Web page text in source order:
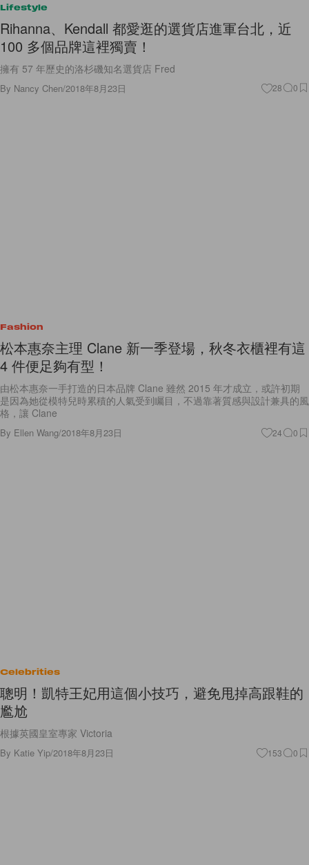
Lifestyle
Rihanna、Kendall 都愛逛的選貨店進軍台北，近
100 多個品牌這裡獨賣！
擁有 57 年歷史的洛杉磯知名選貨店 Fred
By Nancy Chen/2018年8月23日 28 0
Fashion
松本惠奈主理 Clane 新一季登場，秋冬衣櫃裡有這
4 件便足夠有型！
由松本惠奈一手打造的日本品牌 Clane 雖然 2015 年才成立，或許初期
是因為她從模特兒時累積的人氣受到矚目，不過靠著質感與設計兼具的風
格，讓 Clane
By Ellen Wang/2018年8月23日 24 0
Celebrities
聰明！凱特王妃用這個小技巧，避免甩掉高跟鞋的
尷尬
根據英國皇室專家 Victoria
By Katie Yip/2018年8月23日 153 0